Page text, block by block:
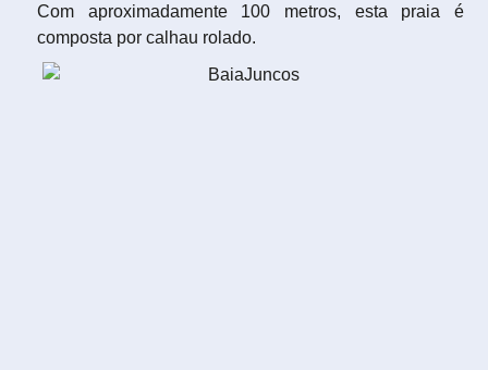
Com aproximadamente 100 metros, esta praia é
composta por calhau rolado.